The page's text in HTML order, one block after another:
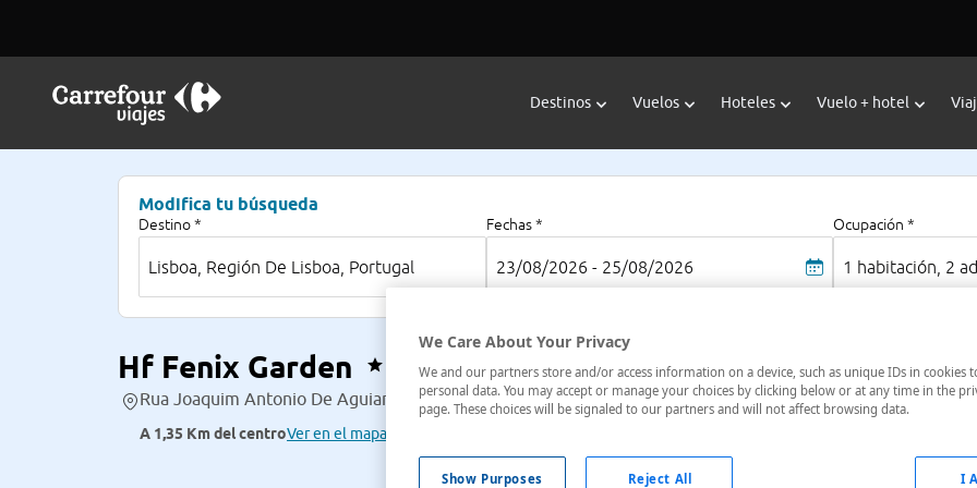
Destinos Vuelos Hoteles Vuelo + hotel
Modifica tu búsqueda
Destino * Fechas *
23/08/2026 - 25/08/2026
Ocupación *
1 habitación, 2
Hf Fenix Garden
Rua Joaquim Antonio De Aguiar,3 , Lisboa, Región De Lisboa, Portugal
A 1,35 Km del centroVer en el mapa
We Care About Your Privacy
We and our partners store and/or access information on a device, such as unique IDs in cookies
personal data. You may accept or manage your choices by clicking below or at any time in the
page. These choices will be signaled to our partners and will not affect browsing data.
Show Purposes Reject All I